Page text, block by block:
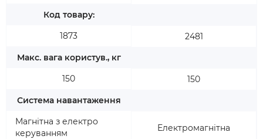
Код товару:
1873
Макс. вага користув., кг
150
Система навантаження
Магнітна з електро
керуванням
2481
150
Електромагнітна